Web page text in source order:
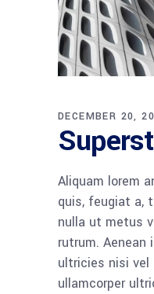
DECEMBER 20,
Aliquam lorem
quis, feugiat a,
nulla ut metus
rutrum. Aenean
ultricies nisi vel
ullamcorper